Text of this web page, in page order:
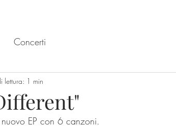
Concerti
lettura: 1 min
EP con 6 canzoni.